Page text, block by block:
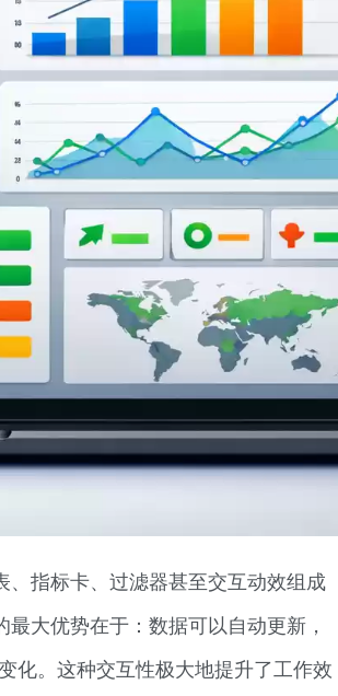
指标卡、过滤器甚至交互动效组成
大优势在于：数据可以自动更新，
化。这种交互性极大地提升了工作效